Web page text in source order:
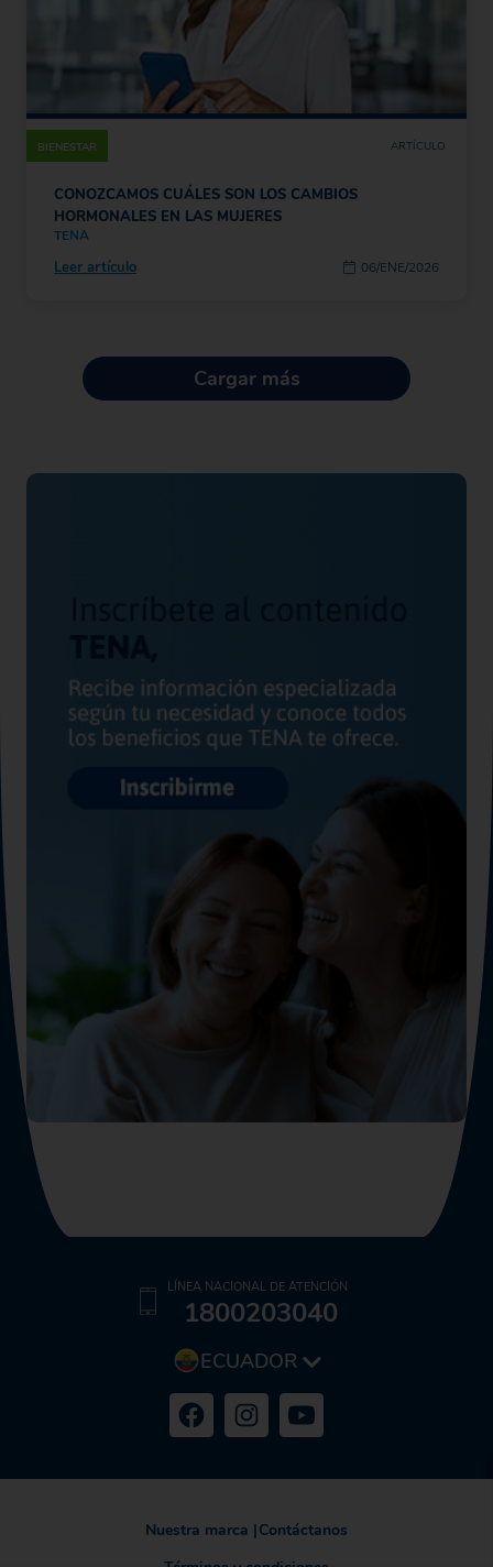
BIENESTAR ARTÍCULO
CONOZCAMOS CUÁLES SON LOS CAMBIOS
HORMONALES EN LAS MUJERES
TENA
06/ENE/2026
Leer artículo
Cargar más
ECUADOR
LÍNEA NACIONAL DE ATENCIÓN
1800203040
Nuestra marca |Contáctanos